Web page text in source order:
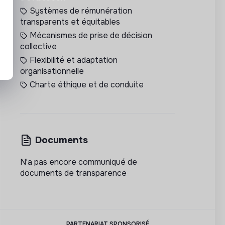
Systèmes de rémunération
transparents et équitables
Mécanismes de prise de décision
collective
Flexibilité et adaptation
organisationnelle
Charte éthique et de conduite
Documents
N'a pas encore communiqué de
documents de transparence